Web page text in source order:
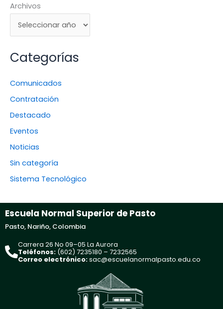
Archivos
Categorías
Comunicados
Contratación
Destacado
Eventos
Noticias
Sin categoría
Sistema Tecnológico
Escuela Normal Superior de Pasto
Pasto, Nariño, Colombia
Carrera 26 No 09–05 La Aurora
Teléfonos: (602) 7235180 – 7232565
Correo electrónico:sac@escuelanormalpasto.edu.co